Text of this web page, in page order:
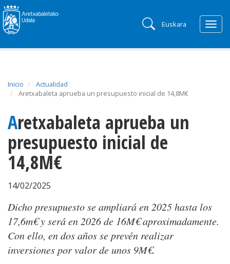
Euskara
Inicio
Actualidad
Aretxabaleta aprueba un presupuesto inicial de 14,8M€
Aretxabaleta aprueba un
presupuesto inicial de
14,8M€
14/02/2025
Dicho presupuesto se ampliará en 2025 hasta los
17,6m€ y será en 2026 de 16M€ aproximadamente.
Con ello, en dos años se prevén realizar
inversiones por valor de unos 9M€.